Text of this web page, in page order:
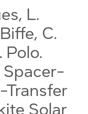
L.
C.
Polo.
Transfer
Solar